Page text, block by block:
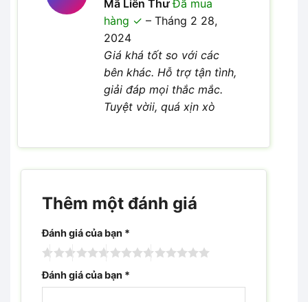
xếp hạng
45 sao
Mã Liên ThưĐã mua
hàng
– Tháng 2 28,
2024
Giá khá tốt so với các
bên khác. Hỗ trợ tận tình,
giải đáp mọi thắc mắc.
Tuyệt vờii, quá xịn xò
Thêm một đánh giá
Đánh giá của bạn *
Đánh giá của bạn *